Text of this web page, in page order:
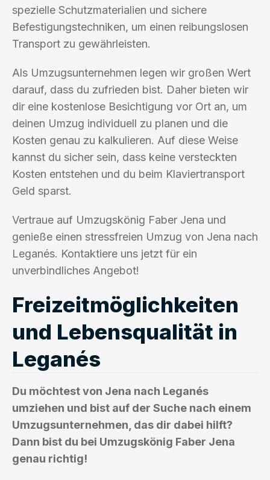
spezielle Schutzmaterialien und sichere
Befestigungstechniken, um einen reibungslosen
Transport zu gewährleisten.
Als Umzugsunternehmen legen wir großen Wert
darauf, dass du zufrieden bist. Daher bieten wir
dir eine kostenlose Besichtigung vor Ort an, um
deinen Umzug individuell zu planen und die
Kosten genau zu kalkulieren. Auf diese Weise
kannst du sicher sein, dass keine versteckten
Kosten entstehen und du beim Klaviertransport
Geld sparst.
Vertraue auf Umzugskönig Faber Jena und
genieße einen stressfreien Umzug von Jena nach
Leganés. Kontaktiere uns jetzt für ein
unverbindliches Angebot!
Freizeitmöglichkeiten
und Lebensqualität in
Leganés
Du möchtest von Jena nach Leganés
umziehen und bist auf der Suche nach einem
Umzugsunternehmen, das dir dabei hilft?
Dann bist du bei Umzugskönig Faber Jena
genau richtig!